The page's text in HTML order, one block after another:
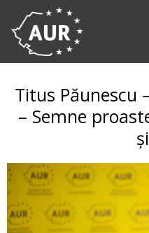
Titus Păunescu
– Semne